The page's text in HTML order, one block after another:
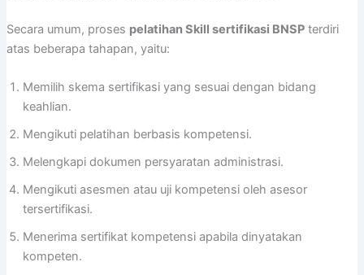
Secara umum, proses pelatihan Skill sertifikasi BNSPterdiri
atas beberapa tahapan, yaitu:
Memilih skema sertifikasi yang sesuai dengan bidang
keahlian.
Mengikuti pelatihan berbasis kompetensi.
Melengkapi dokumen persyaratan administrasi.
Mengikuti asesmen atau uji kompetensi oleh asesor
tersertifikasi.
Menerima sertifikat kompetensi apabila dinyatakan
kompeten.